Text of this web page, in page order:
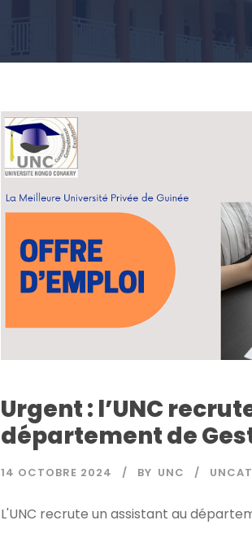
Urgent : l’UNC
département de
14 OCTOBRE 2024 BY UNC
L'UNC recrute un assistant au